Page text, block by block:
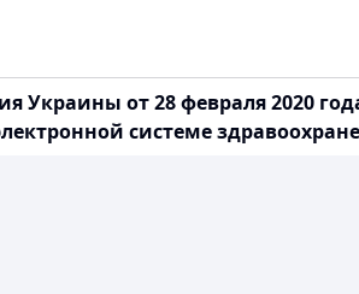
Украины от 28 февраля 2020
системе